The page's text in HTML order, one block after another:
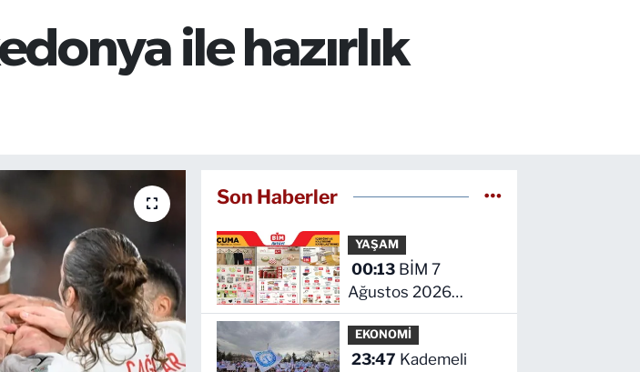
ile hazırlık
Son Haberler
YAŞAM
00:13
Ağustos 2026
kataloğu yayımlandı!
İşte indirimli ürünler
ve fiyatları
EKONOMİ
23:47